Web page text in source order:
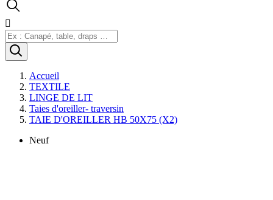

Accueil
TEXTILE
LINGE DE LIT
Taies d'oreiller- traversin
TAIE D'OREILLER HB 50X75 (X2)
Neuf